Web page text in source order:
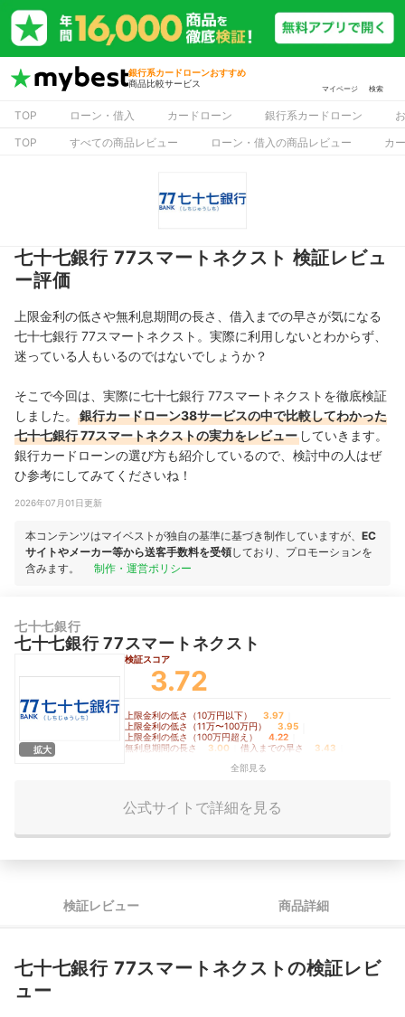
銀行系カードローンおすすめ
商品比較サービス
マイページ 検索
TOP ローン・借入 カードローン 銀行系カードローン
TOP
すべての商品レビュー ローン・借入の商品レビュー カ
七十七銀行 77スマートネクスト 検証レビュ
ー評価
上限金利の低さや無利息期間の長さ、借入までの早さが気になる
七十七銀行 77スマートネクスト。実際に利用しないとわからず、
迷っている人もいるのではないでしょうか？
そこで今回は、実際に七十七銀行 77スマートネクストを徹底検証
しました。
銀行カードローン38サービスの中で比較してわかった
七十七銀行 77スマートネクストの実力をレビュー していきます。
銀行カードローンの選び方も紹介しているので、検討中の人はぜ
ひ参考にしてみてくださいね！
2026年07月01日更新
本コンテンツはマイベストが独自の基準に基づき制作していますが、 EC
サイトやメーカー等から送客手数料を受領しており、プロモーションを
含みます。
制作・運営ポリシー
七十七銀行
七十七銀行 77スマートネクスト
拡大
検証スコア
3.72
上限金利の低さ（10万円以下） 3.97
上限金利の低さ（11万〜100万円） 3.95
上限金利の低さ（100万円超え） 4.22
無利息期間の長さ 3.00 借入までの早さ 3.43
全部見る
公式サイトで詳細を見る
検証レビュー 商品詳細
七十七銀行 77スマートネクストの検証レビ
ュー